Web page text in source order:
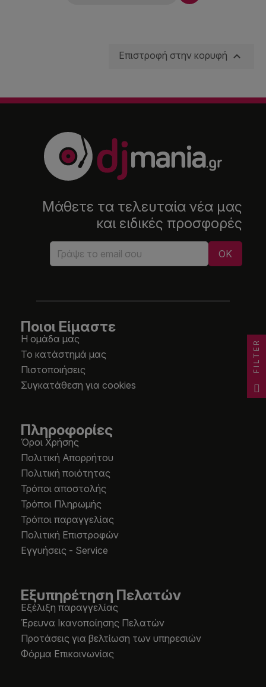
Επιστροφή στην κορυφή 
Μάθετε τα τελευταία νέα μας
και ειδικές προσφορές
Ποιοι Είμαστε
Η ομάδα μας
Το κατάστημά μας
Πιστοποιήσεις
Συγκατάθεση για cookies
Πληροφορίες
Όροι Χρήσης
Πολιτική Απορρήτου
Πολιτική ποιότητας
Τρόποι αποστολής
Τρόποι Πληρωμής
Τρόποι παραγγελίας
Πολιτική Επιστροφών
Εγγυήσεις - Service
Εξυπηρέτηση Πελατών
Εξέλιξη παραγγελίας
Έρευνα Ικανοποίησης Πελατών
Προτάσεις για βελτίωση των υπηρεσιών
Φόρμα Επικοινωνίας
FILTER